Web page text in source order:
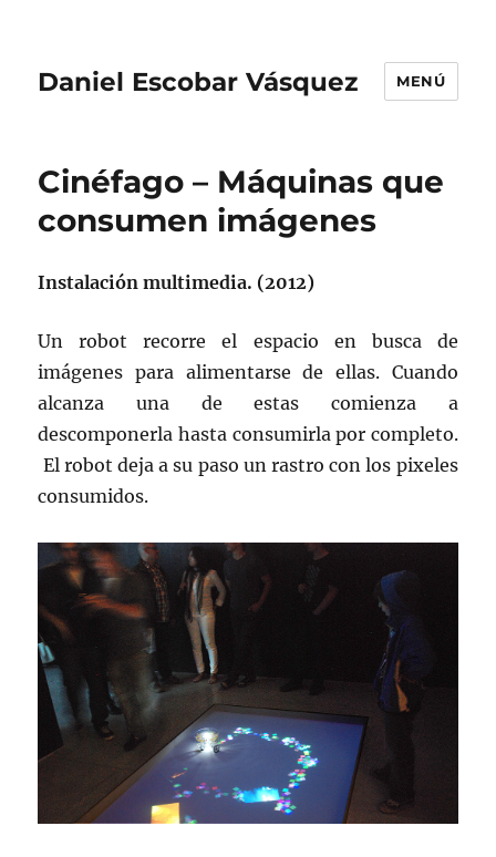
Daniel Escobar Vásquez MENÚ
Cinéfago – Máquinas que
consumen imágenes
Instalación multimedia. (2012)
Un robot recorre el espacio en busca de
imágenes para alimentarse de ellas. Cuando
alcanza una de estas comienza a
descomponerla hasta consumirla por completo.
El robot deja a su paso un rastro con los pixeles
consumidos.